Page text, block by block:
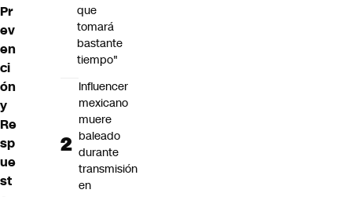
Pr
ev
en
ci
ón
y
Re
sp
ue
st
que
tomará
bastante
tiempo"
Influencer
mexicano
muere
baleado
durante
transmisión
en